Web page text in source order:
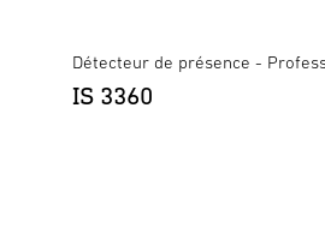
Détecteur de présence -
IS 3360